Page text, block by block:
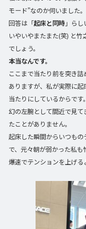
モード”なのか伺いました。
回答は「起床と同時」らし
いやいやまたまた(笑) と
でしょう。
本当なんです。
ここまで当たり前を突き
ありますが、私が実際に
当たりにしているからです。
幻の左腕として間近で見
たことがありません。
起床した瞬間からいつも
で、元々朝が弱かった私
爆速でテンションを上げる